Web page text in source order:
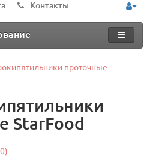
Контакты
проточные
StarFood